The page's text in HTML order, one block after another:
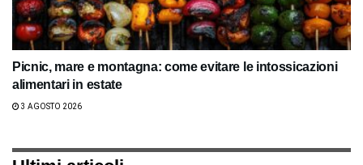
Picnic, mare e montagna: come evitare le intossicazioni
alimentari in estate
3 AGOSTO 2026